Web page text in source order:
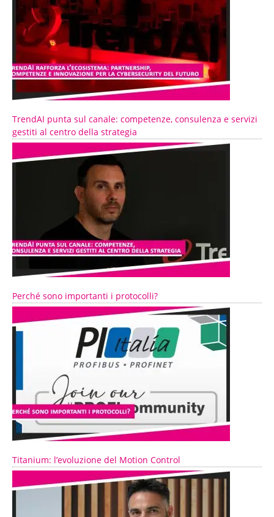
TrendAI punta sul canale: competenze, consulenza e servizi
gestiti al centro della strategia
Perché sono importanti i protocolli?
Titanium: l’evoluzione del Motion Control